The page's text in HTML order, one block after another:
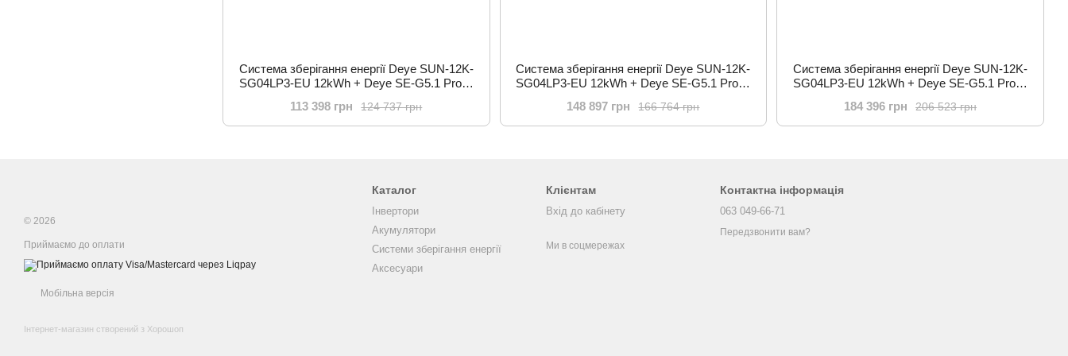
Система зберігання енергії Deye SUN-12K-
SG04LP3-EU 12kWh + Deye SE-G5.1 Pro-B
124 737 грн
113 398 грн
Система зберігання енергії Deye SUN-12K-
SG04LP3-EU 12kWh + Deye SE-G5.1 Pro-B
166 764 грн
148 897 грн
Система зберігання енергії Deye SUN-12K-
SG04LP3-EU 12kWh + Deye SE-G5.1 Pro-B
206 523 грн
184 396 грн
© 2026
Приймаємо до оплати
Мобільна версія
Інтернет-магазин створений з Хорошоп
Каталог
Інвертори
Акумулятори
Системи зберігання енергії
Аксесуари
Клієнтам
Вхід до кабінету
Ми в соцмережах
Контактна інформація
063 049-66-71
Передзвонити вам?